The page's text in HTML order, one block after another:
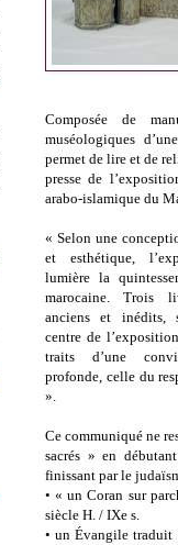
Composée de
muséologiques
permet de lire et de
presse de
arabo-islamique du
« Selon une
et esthétique,
lumière la
marocaine. Trois
anciens et inédits,
centre de
traits d’une
profonde, celle du
».
Ce communiqué ne
sacrés » en
finissant par le
• « un Coran sur
siècle H. / IXe s.
• un Évangile traduit